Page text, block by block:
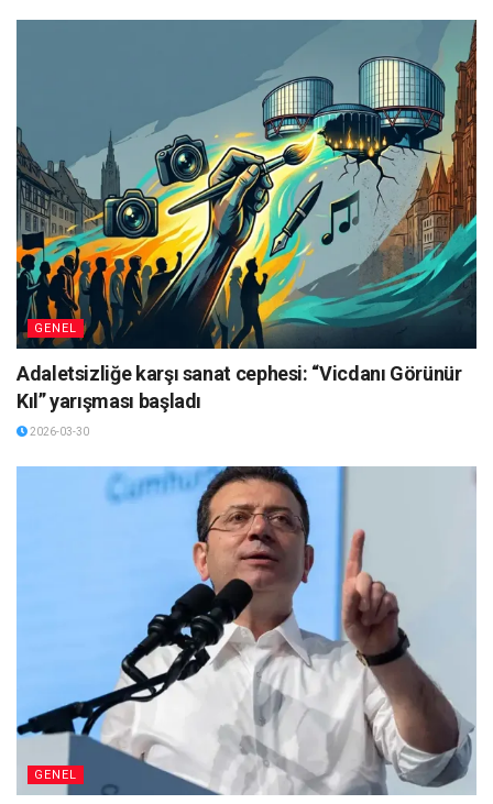
GENEL
Adaletsizliğe karşı sanat cephesi: “Vicdanı Görünür
Kıl” yarışması başladı
2026-03-30
GENEL